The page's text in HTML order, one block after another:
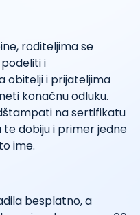
roditeljima se
i
obitelji i prijateljima
konačnu odluku.
na sertifikatu
te dobiju i primer jedne
ime.
besplatno, a